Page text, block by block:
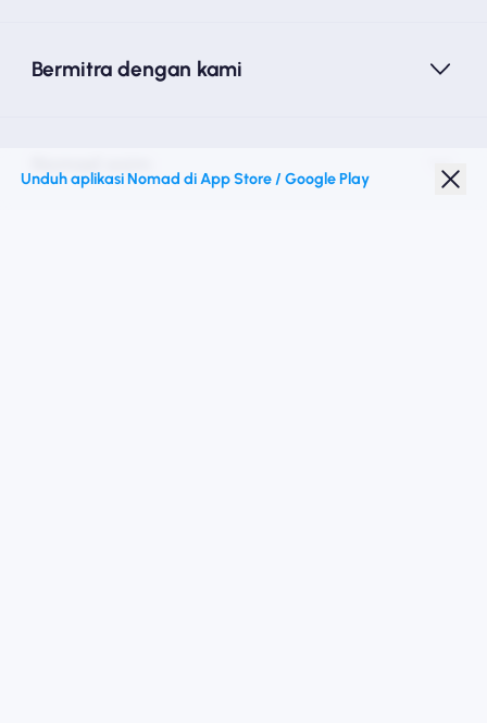
Bermitra dengan kami
Unduh aplikasi Nomad di App Store / Google Play